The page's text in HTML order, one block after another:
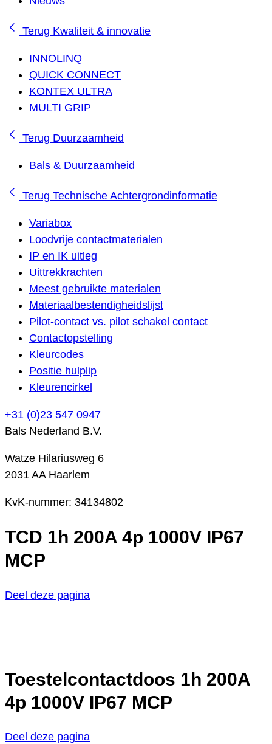
Terug Kwaliteit & innovatie
INNOLINQ
QUICK CONNECT
KONTEX ULTRA
MULTI GRIP
Terug Duurzaamheid
Bals & Duurzaamheid
Terug Technische Achtergrondinformatie
Variabox
Loodvrije contactmaterialen
IP en IK uitleg
Uittrekkrachten
Meest gebruikte materialen
Materiaalbestendigheidslijst
Pilot-contact vs. pilot schakel contact
Contactopstelling
Kleurcodes
Positie hulplip
Kleurencirkel
+31 (0)23 547 0947
Bals Nederland B.V.
Watze Hilariusweg 6
2031 AA Haarlem
KvK-nummer: 34134802
TCD 1h 200A 4p 1000V IP67
MCP
Deel deze pagina
Toestelcontactdoos 1h 200A
4p 1000V IP67 MCP
Deel deze pagina